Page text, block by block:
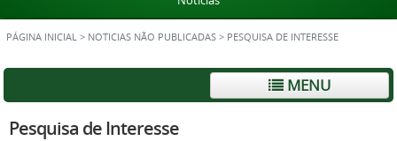
PÁGINA INICIAL > NOTICIAS NÃO PUBLICADAS > PESQUISA DE INTERESSE
MENU
Pesquisa de Interesse